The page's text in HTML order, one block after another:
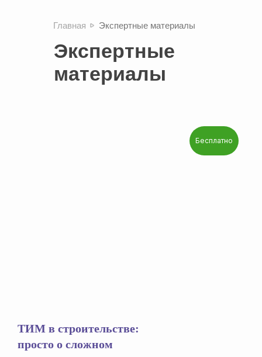
Главная Экспертные материалы
Экспертные
материалы
Бесплатно
ТИМ в строительстве:
просто о сложном